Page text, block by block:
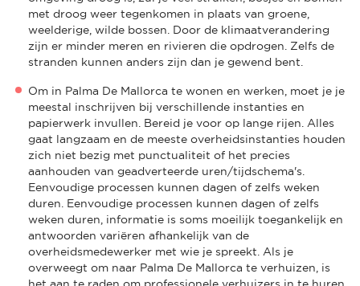
met droog weer tegenkomen in plaats van groene,
weelderige, wilde bossen. Door de klimaatverandering
zijn er minder meren en rivieren die opdrogen. Zelfs de
stranden kunnen anders zijn dan je gewend bent.
Om in Palma De Mallorca te wonen en werken, moet je je
meestal inschrijven bij verschillende instanties en
papierwerk invullen. Bereid je voor op lange rijen. Alles
gaat langzaam en de meeste overheidsinstanties houden
zich niet bezig met punctualiteit of het precies
aanhouden van geadverteerde uren/tijdschema's.
Eenvoudige processen kunnen dagen of zelfs weken
duren. Eenvoudige processen kunnen dagen of zelfs
weken duren, informatie is soms moeilijk toegankelijk en
antwoorden variëren afhankelijk van de
overheidsmedewerker met wie je spreekt. Als je
overweegt om naar Palma De Mallorca te verhuizen, is
het aan te raden om professionele verhuizers in te huren